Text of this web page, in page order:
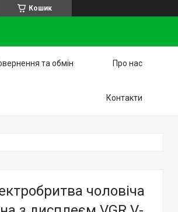
Кошик
та обмін Про нас
Контакти
чоловіча